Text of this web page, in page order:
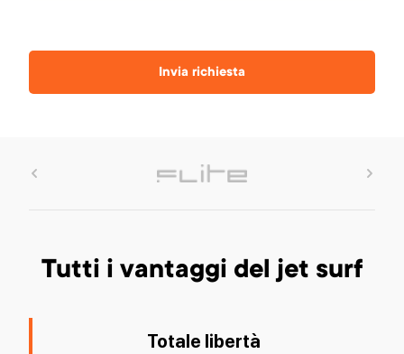
Invia richiesta
Tutti i vantaggi del jet surf
Totale libertà